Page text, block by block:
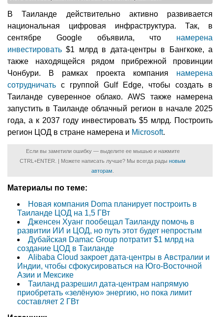
В Таиланде действительно активно развивается
национальная цифровая инфраструктура. Так, в
сентябре Google объявила, что намерена
инвестировать $1 млрд в дата-центры в Бангкоке, а
также находящейся рядом прибрежной провинции
Чонбури. В рамках проекта компания намерена
сотрудничать с группой Gulf Edge, чтобы создать в
Таиланде суверенное облако. AWS также намерена
запустить в Таиланде облачный регион в начале 2025
года, а к 2037 году инвестировать $5 млрд. Построить
регион ЦОД в стране намерена и Microsoft.
Если вы заметили ошибку — выделите ее мышью и нажмите
CTRL+ENTER. | Можете написать лучше? Мы всегда рады новым
авторам
Материалы по теме:
Новая компания Doma планирует построить в
Таиланде ЦОД на 1,5 ГВт
Дженсен Хуанг пообещал Таиланду помочь в
развитии ИИ и ЦОД, но путь этот будет непростым
Дубайская Damac Group потратит $1 млрд на
создание ЦОД в Таиланде
Alibaba Cloud закроет дата-центры в Австралии и
Индии, чтобы сфокусироваться на Юго-Восточной
Азии и Мексике
Таиланд разрешил дата-центрам напрямую
приобретать «зелёную» энергию, но пока лимит
составляет 2 ГВт